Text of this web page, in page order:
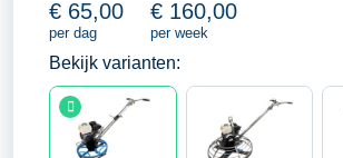
€ 65,00
per dag
€ 160,00
per week
Bekijk varianten: